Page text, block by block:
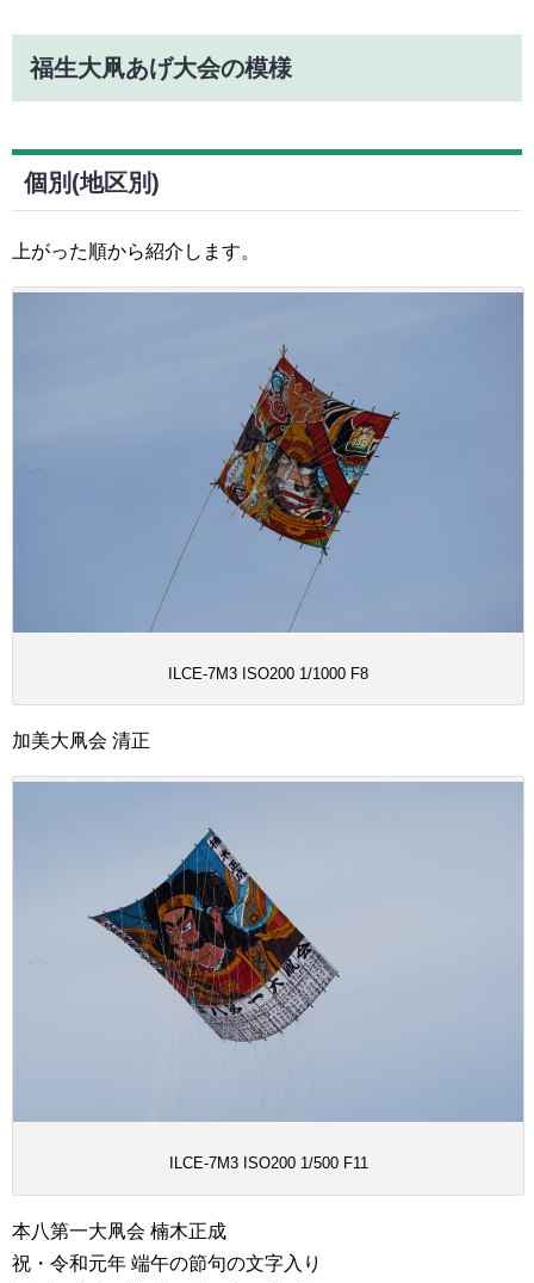
福生大凧あげ大会の模様
個別(地区別)
上がった順から紹介します。
ILCE-7M3 ISO200 1/1000 F8
加美大凧会 清正
ILCE-7M3 ISO200 1/500 F11
本八第一大凧会 楠木正成
祝・令和元年 端午の節句の文字入り